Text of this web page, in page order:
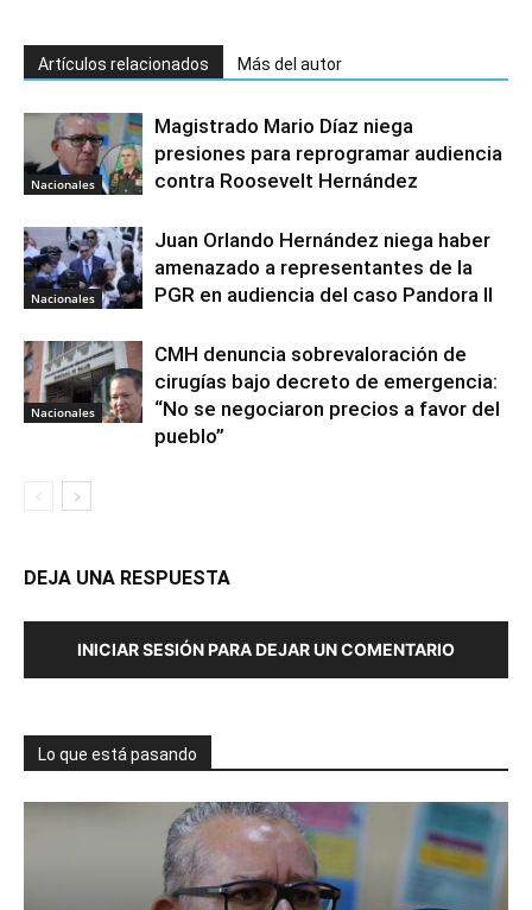
Artículos relacionados Más del autor
Nacionales
Magistrado Mario Díaz niega
presiones para reprogramar audiencia
contra Roosevelt Hernández
Nacionales
Juan Orlando Hernández niega haber
amenazado a representantes de la
PGR en audiencia del caso Pandora II
Nacionales
CMH denuncia sobrevaloración de
cirugías bajo decreto de emergencia:
“No se negociaron precios a favor del
pueblo”
DEJA UNA RESPUESTA
INICIAR SESIÓN PARA DEJAR UN COMENTARIO
Lo que está pasando